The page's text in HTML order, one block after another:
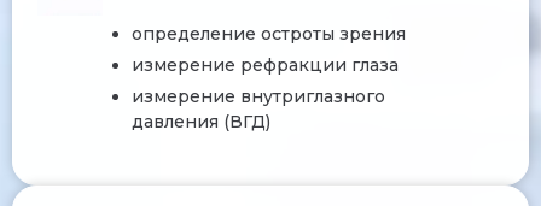
определение остроты зрения
измерение рефракции глаза
измерение внутриглазного
давления (ВГД)